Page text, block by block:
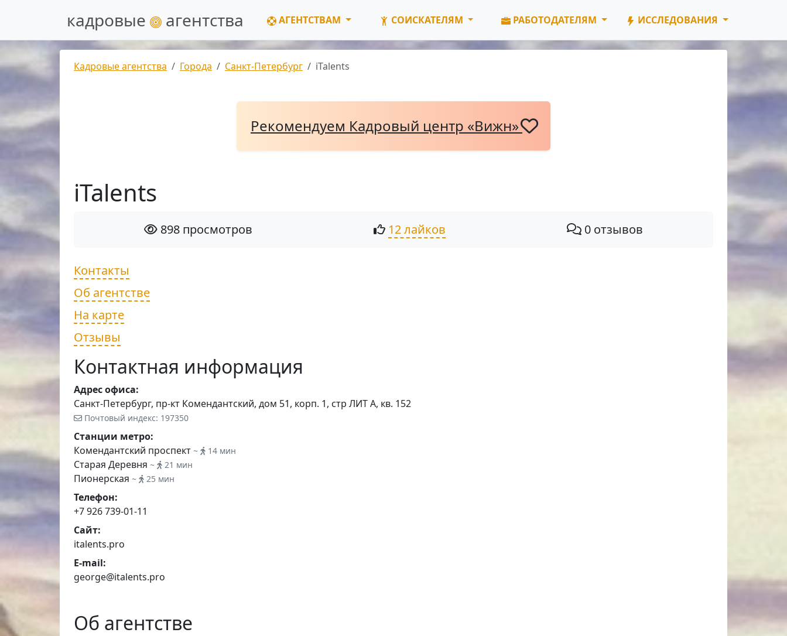
кадровые агентства АГЕНТСТВАМ СОИСКАТЕЛЯМ РАБОТОДАТЕЛЯМ ИССЛЕДОВАНИЯ
Кадровые агентства Города Санкт-Петербург iTalents
Рекомендуем Кадровый центр «Вижн»
iTalents
898 просмотров 12 лайков 0 отзывов
Контакты
Об агентстве
На карте
Отзывы
Контактная информация
Адрес офиса:
Санкт-Петербург, пр-кт Комендантский, дом 51, корп. 1, стр ЛИТ А, кв. 152
Почтовый индекс: 197350
Станции метро:
Комендантский проспект ~ 14 мин
Старая Деревня ~ 21 мин
Пионерская ~ 25 мин
Телефон:
+7 926 739-01-11
Сайт:
italents.pro
E-mail:
george@italents.pro
Об агентстве